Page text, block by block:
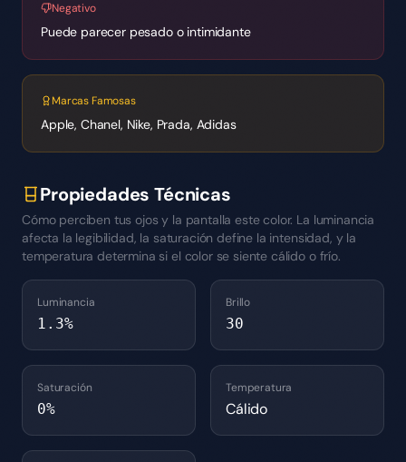
Negativo
Puede parecer pesado o intimidante
Marcas Famosas
Apple, Chanel, Nike, Prada, Adidas
Propiedades Técnicas
Cómo perciben tus ojos y la pantalla este color. La luminancia
afecta la legibilidad, la saturación define la intensidad, y la
temperatura determina si el color se siente cálido o frío.
Luminancia
1.3%
Brillo
30
Saturación
0%
Temperatura
Cálido